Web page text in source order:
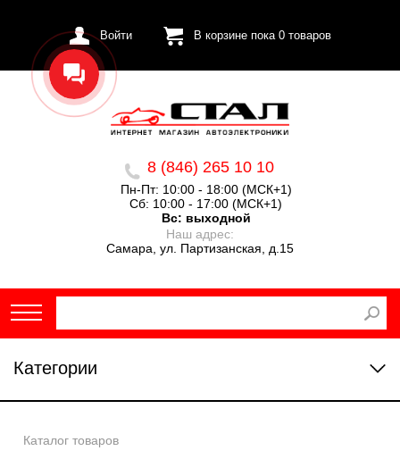
Войти В корзине пока 0товаров
8 (846) 265 10 10
Пн-Пт: 10:00 - 18:00 (МСК+1)
Сб: 10:00 - 17:00 (МСК+1)
Вс: выходной
Наш адрес:
Самара, ул. Партизанская, д.15
Категории
Каталог товаров